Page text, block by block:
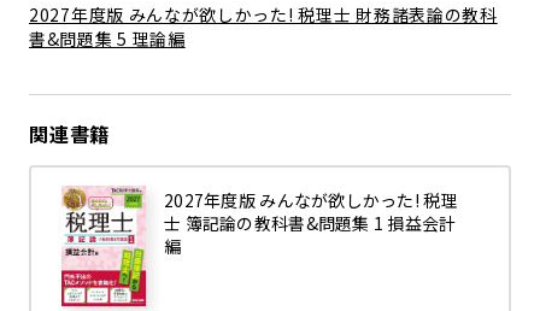
2027年度版 みんなが欲しかった! 税理士 財務諸表論の教科
書&問題集 5 理論編
関連書籍
2027年度版 みんなが欲しかった! 税理
士 簿記論の教科書&問題集 1 損益会計
編